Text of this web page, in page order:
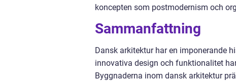
koncepten som postmodernism och
Sammanfattning
Dansk arkitektur har en imponerande
innovativa design och funktionalitet
Byggnaderna inom dansk arkitektur